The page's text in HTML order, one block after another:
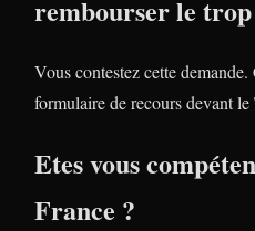
rembourser le
Vous contestez cette
formulaire de recours devant
Etes vous
France ?